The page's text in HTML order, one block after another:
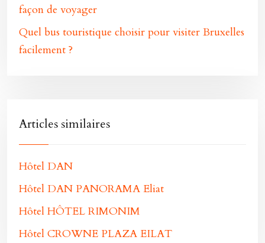
façon de voyager
Quel bus touristique choisir pour visiter Bruxelles
facilement ?
Articles similaires
Hôtel DAN
Hôtel DAN PANORAMA Eliat
Hôtel HÔTEL RIMONIM
Hôtel CROWNE PLAZA EILAT